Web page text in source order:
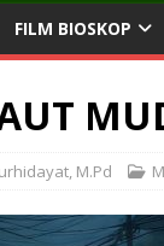
FILM BIOSKOP
M.Pd